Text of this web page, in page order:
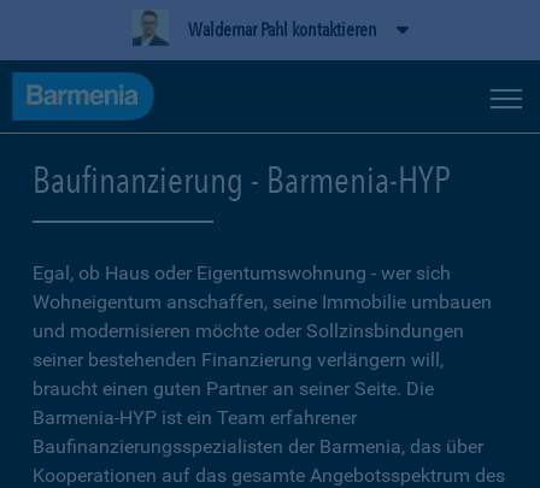
Waldemar Pahl kontaktieren
Baufinanzierung - Barmenia-HYP
Egal, ob Haus oder Eigentumswohnung - wer sich
Wohneigentum anschaffen, seine Immobilie umbauen
und modernisieren möchte oder Sollzinsbindungen
seiner bestehenden Finanzierung verlängern will,
braucht einen guten Partner an seiner Seite. Die
Barmenia-HYP ist ein Team erfahrener
Baufinanzierungsspezialisten der Barmenia, das über
Kooperationen auf das gesamte Angebotsspektrum des